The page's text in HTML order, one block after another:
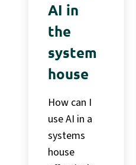
AI in
the
system
house
How can I
use AI in a
systems
house